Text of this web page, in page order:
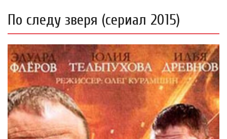
По следу зверя (сериал 2015)